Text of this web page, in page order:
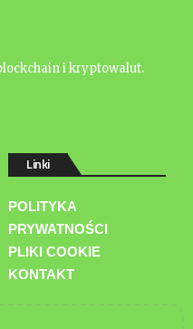
i kryptowalut.
Linki
POLITYKA
PRYWATNOŚCI
PLIKI COOKIE
KONTAKT